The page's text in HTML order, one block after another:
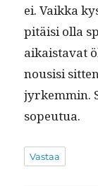
ei. Vaik­ka
pitäisi olla
aikaista­vat
nousisi
jyrkem­min.
sopeutua.
Vastaa